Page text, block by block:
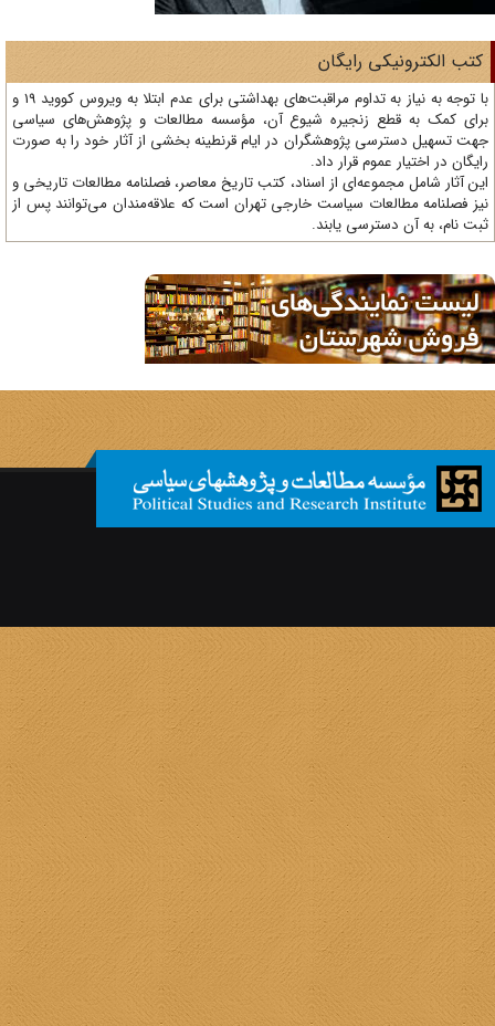
الکترونیکی رایگان
با توجه به نیاز به تداوم مراقبت‌های بهداشتی برای عدم ابتلا به ویروس کووید 19 و
کمک به قطع زنجیره شیوع آن، مؤسسه مطالعات و پژوهش‌های سیاسی
تسهیل دسترسی پژوهشگران در ایام قرنطینه بخشی از آثار خود را به صورت
در اختیار عموم قرار داد.
آثار شامل مجموعه‌ای از اسناد، کتب تاریخ معاصر، فصلنامه‌ مطالعات تاریخی و
فصلنامه مطالعات سیاست خارجی تهران است که علاقه‌مندان می‌توانند پس از
نام، به آن دسترسی یابند.